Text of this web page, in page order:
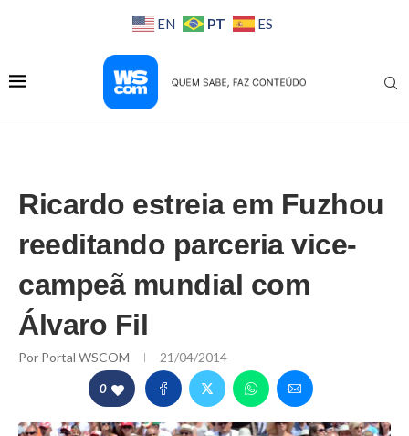
EN PT ES
Ricardo estreia em Fuzhou
reeditando parceria vice-
campeã mundial com
Álvaro Fil
Por Portal WSCOM 21/04/2014
0